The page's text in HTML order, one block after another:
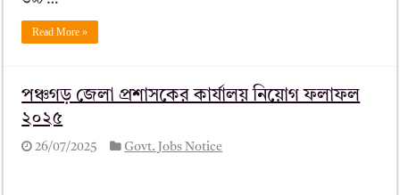
Read More »
পঞ্চগড় জেলা প্রশাসকের কার্যালয় নিয়োগ ফলাফল
২০২৫
26/07/2025 Govt. Jobs Notice